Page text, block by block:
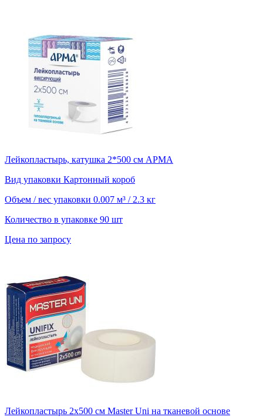
Лейкопластырь, катушка 2*500 см АРМА
Вид упаковки Картонный короб
Объем / вес упаковки 0.007 м³ / 2.3 кг
Количество в упаковке 90 шт
Цена по запросу
Лейкопластырь 2х500 см Master Uni на тканевой основе